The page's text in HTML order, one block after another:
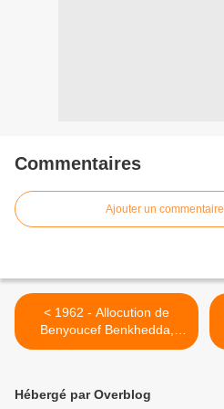
Commentaires
Ajouter un commentaire
< 1962 - Allocution de
Benyoucef Benkhedda,
Président du GPRA, Algérie
Hébergé par Overblog